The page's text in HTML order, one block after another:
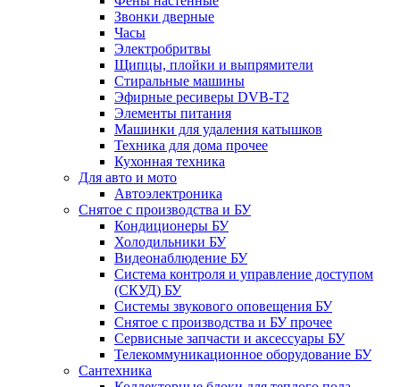
Звонки дверные
Часы
Электробритвы
Щипцы, плойки и выпрямители
Стиральные машины
Эфирные ресиверы DVB-T2
Элементы питания
Машинки для удаления катышков
Техника для дома прочее
Кухонная техника
Для авто и мото
Автоэлектроника
Снятое с производства и БУ
Кондиционеры БУ
Холодильники БУ
Видеонаблюдение БУ
Система контроля и управление доступом
(СКУД) БУ
Системы звукового оповещения БУ
Снятое с производства и БУ прочее
Сервисные запчасти и аксессуары БУ
Телекоммуникационное оборудование БУ
Сантехника